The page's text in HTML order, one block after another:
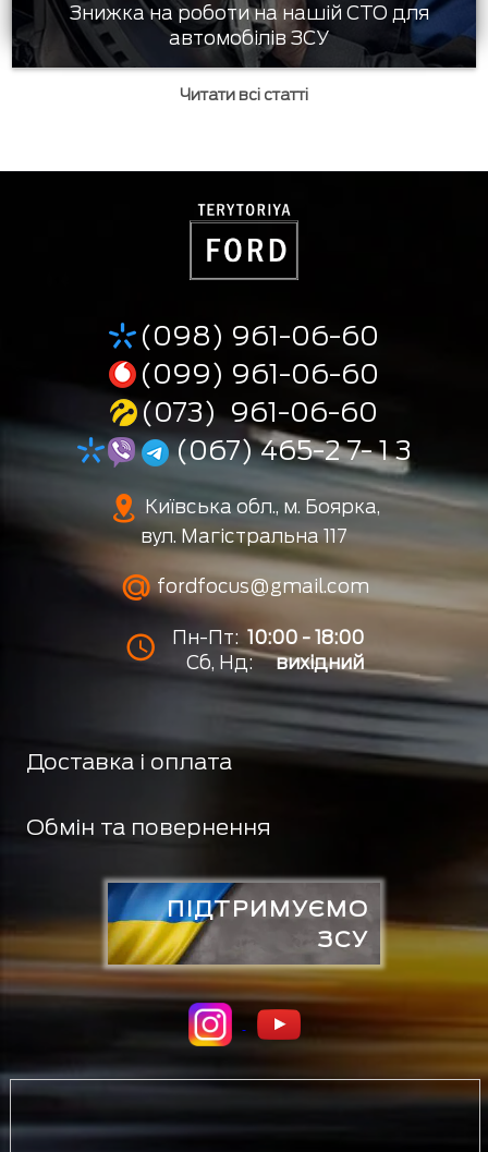
Знижка на роботи на нашій СТО для
автомобілів ЗСУ
Читати всі статті
(098) 961-06-60
(099) 961-06-60
(073) 961-06-60
(067) 465-2 7- 1 3
Київська обл., м. Боярка,
вул. Магістральна 117
fordfocus@gmail.com
Пн-Пт: 10:00 - 18:00
Сб, Нд:
вихідний
Доставка і оплата
Обмін та повернення
ПІДТРИМУЄМО
ЗСУ